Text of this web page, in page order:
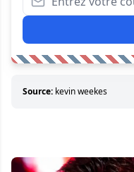
Source: kevin weekes